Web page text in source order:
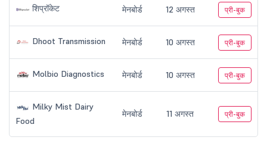
शिप्रॉकेट मेनबोर्ड 12 अगस्त प्री-बुक
Dhoot Transmission मेनबोर्ड 10 अगस्त प्री-बुक
Molbio Diagnostics मेनबोर्ड 10 अगस्त प्री-बुक
Milky Mist Dairy
Food
मेनबोर्ड 11 अगस्त प्री-बुक